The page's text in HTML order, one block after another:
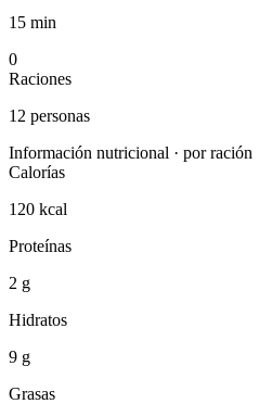
15 min
0
Raciones
12 personas
Información nutricional · por ración
Calorías
120 kcal
Proteínas
2 g
Hidratos
9 g
Grasas